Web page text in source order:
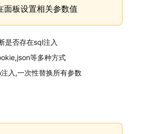
面板设置相关参数值
是否存在sql注入
等多种方式
入,一次性替换所有参数